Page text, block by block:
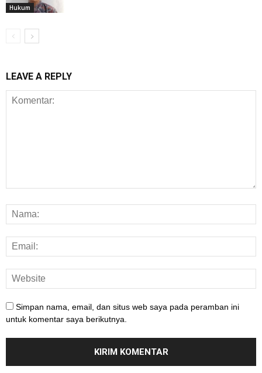
Hukum
LEAVE A REPLY
Simpan nama, email, dan situs web saya pada peramban ini
untuk komentar saya berikutnya.